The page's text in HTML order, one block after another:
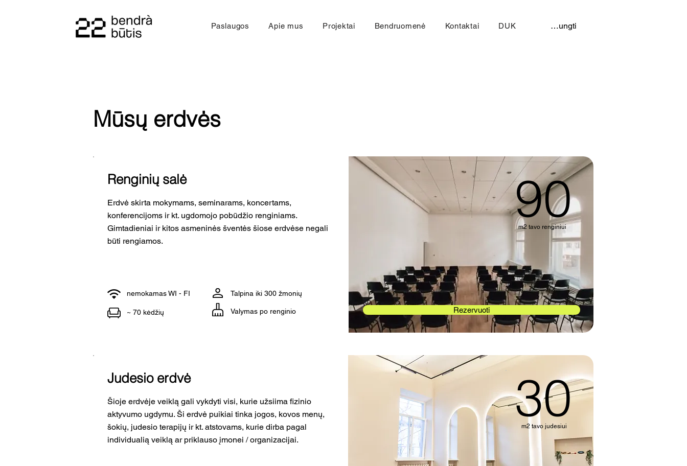
Prisijungti
Paslaugos Apie mus Projektai Bendruomenė Kontaktai DUK
Mūsų erdvės
Renginių salė
Erdvė skirta mokymams, seminarams, koncertams,
konferencijoms ir kt. ugdomojo pobūdžio renginiams.
Gimtadieniai ir kitos asmeninės šventės šiose erdvėse negali
būti rengiamos.
nemokamas WI - FI Talpina iki 300 žmonių
~ 70 kėdžių Valymas po renginio
90
m2 tavo renginiui
Rezervuoti
Judesio erdvė
Šioje erdvėje veiklą gali vykdyti visi, kurie užsiima fizinio
aktyvumo ugdymu. Ši erdvė puikiai tinka jogos, kovos menų,
šokių, judesio terapijų ir kt. atstovams, kurie dirba pagal
individualią veiklą ar priklauso įmonei / organizacijai.
30
m2 tavo judesiui